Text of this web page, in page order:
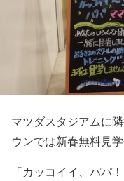
マツダスタジアムに
ウンでは新春無料見学
「カッコイイ、パパ